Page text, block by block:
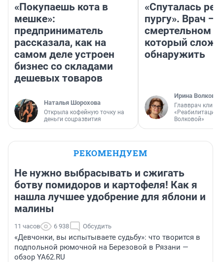
«Покупаешь кота в
мешке»:
предприниматель
рассказала, как на
самом деле устроен
бизнес со складами
дешевых товаров
Наталья Шорохова
Открыла кофейную точку на
деньги соцразвития
«Спуталась
пургу». Врач —
смертельном
который
обнаружить
Ирина Волкова
Главврач
«Реабилитация
Волковой»
РЕКОМЕНДУЕМ
Не нужно выбрасывать и сжигать
ботву помидоров и картофеля! Как я
нашла лучшее удобрение для яблони и
малины
11 часов 6 938 Обсудить
«Девчонки, вы испытываете судьбу»: что творится в
подпольной рюмочной на Березовой в Рязани —
обзор YA62.RU